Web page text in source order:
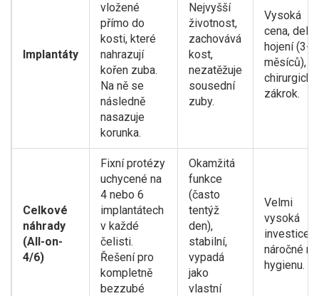
Implantáty
vložené
přímo do
kosti, které
nahrazují
kořen zuba.
Na ně se
následně
nasazuje
korunka.
Nejvyšší
životnost,
zachovává
kost,
nezatěžuje
sousední
zuby.
Vysoká
cena, delší
hojení (3-6
měsíců),
chirurgický
zákrok.
Celkové
náhrady
(All-on-
4/6)
Fixní protézy
uchycené na
4 nebo 6
implantátech
v každé
čelisti.
Řešení pro
kompletně
bezzubé
Okamžitá
funkce
(často
tentýž
den),
stabilní,
vypadá
jako
vlastní
Velmi
vysoká
investice,
náročné na
hygienu.